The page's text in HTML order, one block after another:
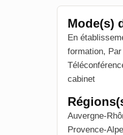
Mode(s)
En
formation,
cabinet
Auvergne-
Provence-